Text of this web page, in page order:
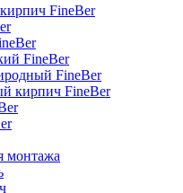
FineBer
FineBer
FineBer
кирпич FineBer
монтажа